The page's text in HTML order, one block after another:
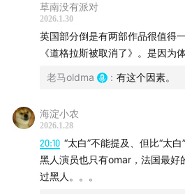
三个成年男子的性犯罪
哲学家和知识分子抗议迫害
同性和异性的同意年龄不一样？
福柯反对设立性犯罪
性暴力和其他身体犯罪有区别吗
知识分子的反美心态
波兰斯基的受害者叙事
草南没有派对
2026.1.30
英国部分倒是有两部作品很值得
《道格拉斯被取消了》。是因为
老马oldma : 有这个因素。
海淀小农
2026.1.28
20:10 “太白”不能提及、但比“太
黑人演员也只有omar，法国最好
过黑人。。。